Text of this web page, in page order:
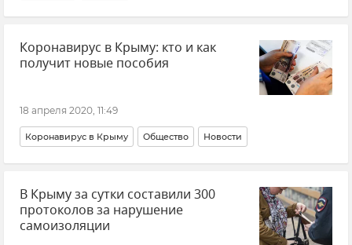
Коронавирус в Крыму: кто и как
получит новые пособия
18 апреля 2020, 11:49
Коронавирус в Крыму Общество Новости
В Крыму за сутки составили 300
протоколов за нарушение
самоизоляции